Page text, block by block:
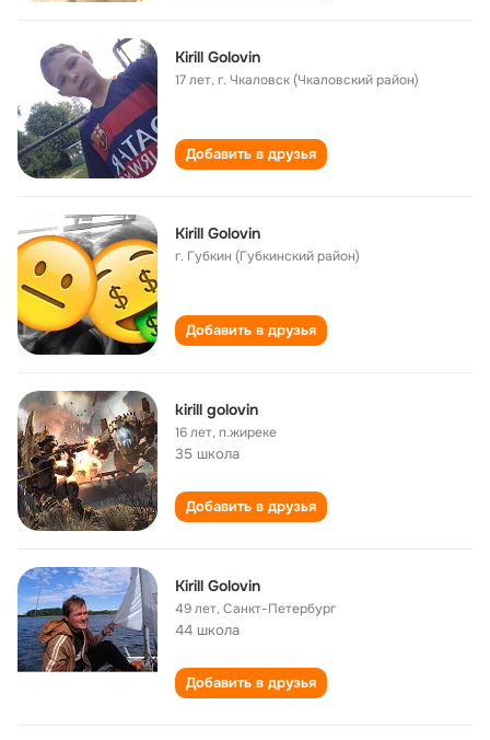
Kirill Golovin
17 лет,г. Чкаловск (Чкаловский район)
Добавить в друзья
Kirill Golovin
г. Губкин (Губкинский район)
Добавить в друзья
kirill golovin
16 лет,п.жиреке
35 школа
Добавить в друзья
Kirill Golovin
49 лет,Санкт-Петербург
44 школа
Добавить в друзья